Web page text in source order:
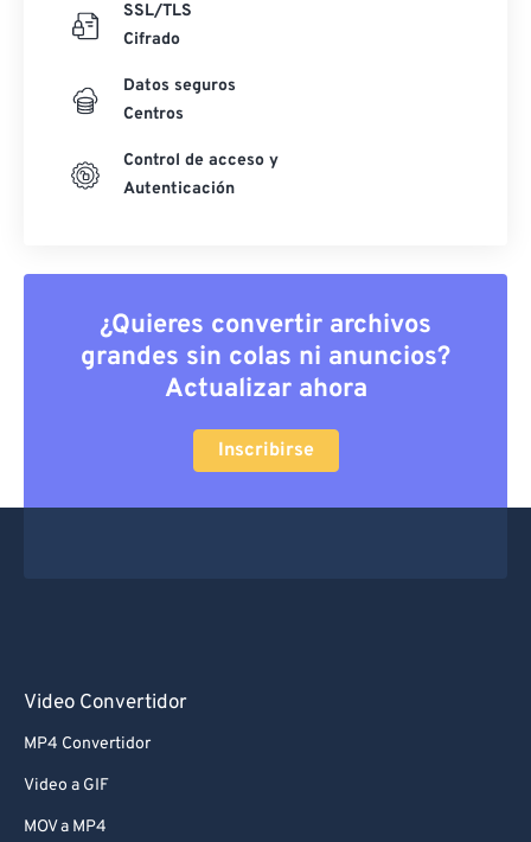
SSL/TLS
Cifrado
Datos seguros
Centros
Control de acceso y
Autenticación
¿Quieres convertir archivos
grandes sin colas ni anuncios?
Actualizar ahora
Inscribirse
Video Convertidor
MP4 Convertidor
Video a GIF
MOV a MP4